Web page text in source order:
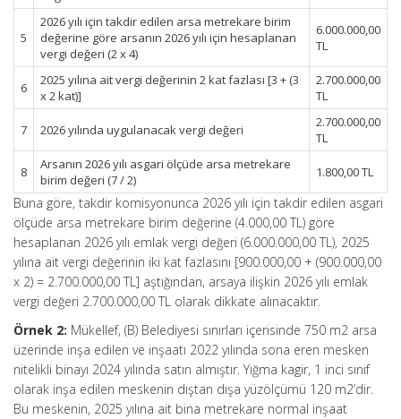
5
2026 yılı için takdir edilen arsa metrekare birim
değerine göre arsanın 2026 yılı için hesaplanan
vergi değeri (2 x 4)
6.000.000,00
TL
6
2025 yılına ait vergi değerinin 2 kat fazlası [3 + (3
x 2 kat)]
2.700.000,00
TL
7 2026 yılında uygulanacak vergi değeri
2.700.000,00
TL
8
Arsanın 2026 yılı asgari ölçüde arsa metrekare
birim değeri (7 / 2)
1.800,00 TL
Buna göre, takdir komisyonunca 2026 yılı için takdir edilen asgari
ölçüde arsa metrekare birim değerine (4.000,00 TL) göre
hesaplanan 2026 yılı emlak vergi değeri (6.000.000,00 TL), 2025
yılına ait vergi değerinin iki kat fazlasını [900.000,00 + (900.000,00
x 2) = 2.700.000,00 TL] aştığından, arsaya ilişkin 2026 yılı emlak
vergi değeri 2.700.000,00 TL olarak dikkate alınacaktır.
Örnek 2: Mükellef, (B) Belediyesi sınırları içerisinde 750 m2 arsa
üzerinde inşa edilen ve inşaatı 2022 yılında sona eren mesken
nitelikli binayı 2024 yılında satın almıştır. Yığma kagir, 1 inci sınıf
olarak inşa edilen meskenin dıştan dışa yüzölçümü 120 m2’dir.
Bu meskenin, 2025 yılına ait bina metrekare normal inşaat